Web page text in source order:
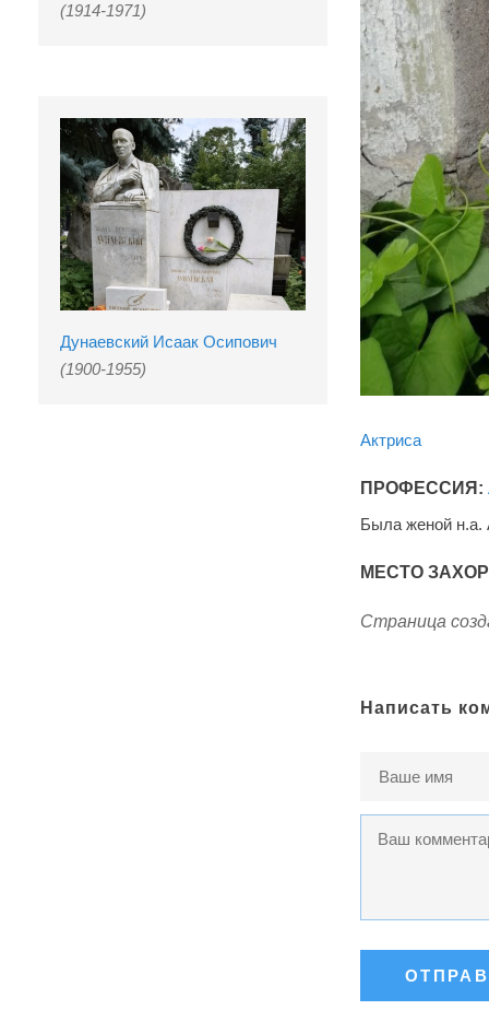
(1914-1971)
Дунаевский Исаак Осипович
(1900-1955)
Актриса
ПРОФЕССИЯ:
Была женой
МЕСТО
Страница
Написать